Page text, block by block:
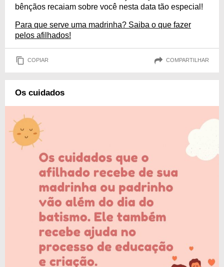
bênçãos recaiam sobre você nesta data tão especial!
Para que serve uma madrinha? Saiba o que fazer
pelos afilhados!
COPIAR COMPARTILHAR
Os cuidados